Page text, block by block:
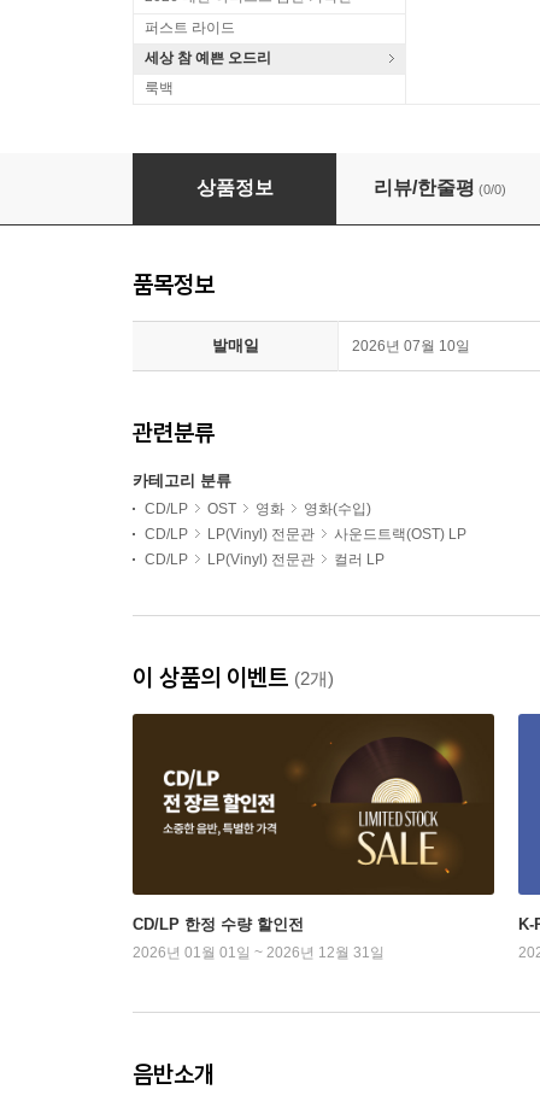
퍼스트 라이드
세상 참 예쁜 오드리
룩백
Il Ras Del Quartiere Original Sountrack by
상품정보 리뷰/한줄평 (0/0)
품목정보
발매일 2026년 07월 10일
관련분류
카테고리 분류
CD/LP OST 영화
영화(수입)
CD/LP
LP(Vinyl) 전문관
사운드트랙(OST) LP
CD/LP
LP(Vinyl) 전문관 컬러 LP
이 상품의 이벤트 (2개)
CD/LP 한정 수량 할인전
2026년 01월 01일 ~ 2026년 12월 31일
K-
음반소개